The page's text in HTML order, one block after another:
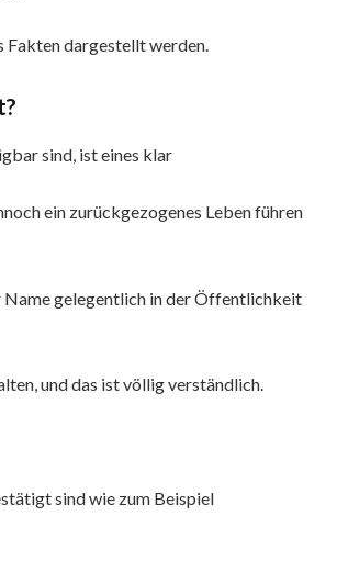
dargestellt werden.
sind, ist eines klar
ein zurückgezogenes Leben führen
Name gelegentlich in der Öffentlichkeit
und das ist völlig verständlich.
sind wie zum Beispiel